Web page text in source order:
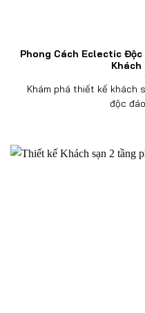
Phong Cách Eclectic
Khách
Khám phá thiết kế khách
độc